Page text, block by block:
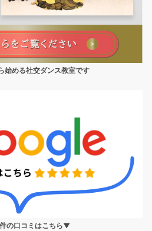
始める社交ダンス教室です
の口コミはこちら▼